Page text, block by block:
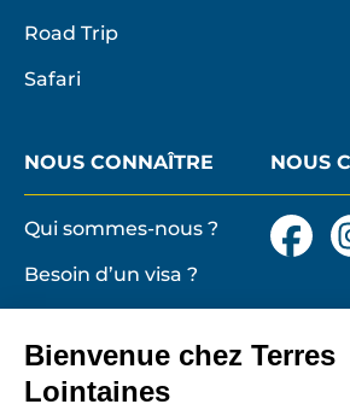
Bienvenue chez Terres
Lointaines
Road Trip
Safari
NOUS CONNAÎTRE
Qui sommes-nous ?
Besoin d’un visa ?
et particulières de
vente
NOUS